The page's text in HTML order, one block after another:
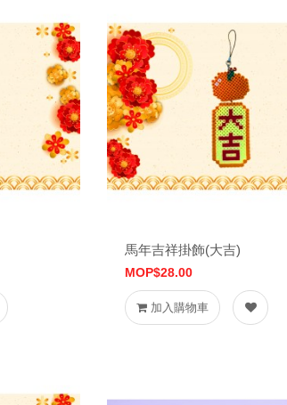
馬年吉祥掛飾(大吉)
MOP$28.00
加入購物車